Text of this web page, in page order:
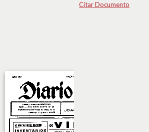
Citar Documento